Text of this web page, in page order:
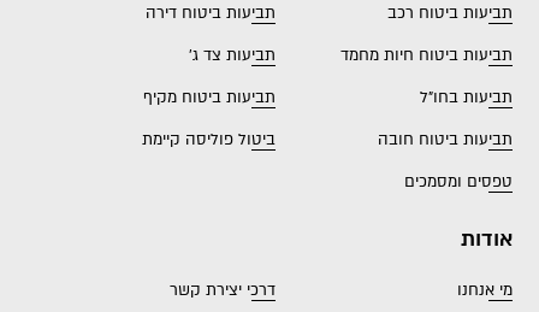
תביעות ביטוח רכב
תביעות ביטוח דירה
תביעות ביטוח חיות מחמד
תביעות צד ג'
תביעות בחו"ל
תביעות ביטוח מקיף
תביעות ביטוח חובה
ביטול פוליסה קיימת
טפסים ומסמכים
אודות
מי אנחנו
דרכי יצירת קשר